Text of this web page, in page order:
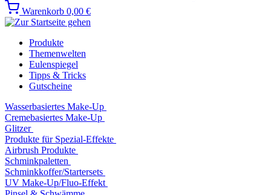
Warenkorb 0,00 €
Produkte
Themenwelten
Eulenspiegel
Tipps & Tricks
Gutscheine
Wasserbasiertes Make-Up
Cremebasiertes Make-Up
Glitzer
Produkte für Spezial-Effekte
Airbrush Produkte
Schminkpaletten
Schminkkoffer/Startersets
UV Make-Up/Fluo-Effekt